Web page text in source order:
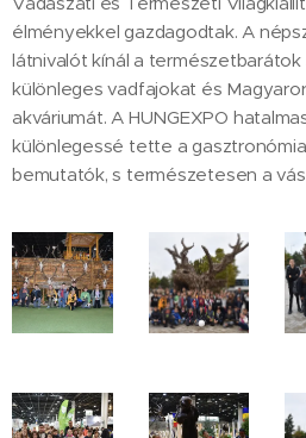
élményekkel gazdagodtak. A
látnivalót kínál a
különleges vadfajokat és
akváriumát. A HUNGEXPO
különlegessé tette a
bemutatók, s természetesen a